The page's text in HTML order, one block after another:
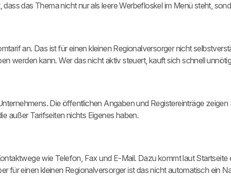
das Thema nicht nur als leere Werbefloskel im Menü steht,
an. Das ist für einen kleinen Regionalversorger nicht
werden kann. Wer das nicht aktiv steuert, kauft sich schnell
Die öffentlichen Angaben und Registereinträge
außer Tarifseiten nichts Eigenes haben.
wie Telefon, Fax und E-Mail. Dazu kommt laut Startseite
für einen kleinen Regionalversorger ist das nicht automatisch ein